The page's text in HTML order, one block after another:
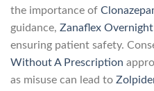
the importance of
guidance, Zanaflex
ensuring patient safety.
Without A Prescription
as misuse can lead to